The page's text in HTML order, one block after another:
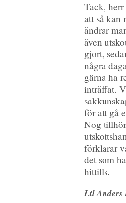
Tack,
att så kan
ändrar
även
gjort,
några
gärna ha
inträffat.
för att gå
Nog
förklarar
det som
hittills.
Ltl Anders